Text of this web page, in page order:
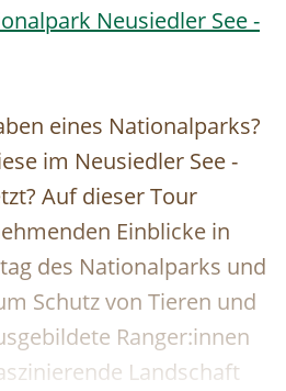
Neusiedler See -
eines Nationalparks?
im Neusiedler See -
Auf dieser Tour
Einblicke in
des Nationalparks und
Schutz von Tieren und
Ranger:innen
Landschaft